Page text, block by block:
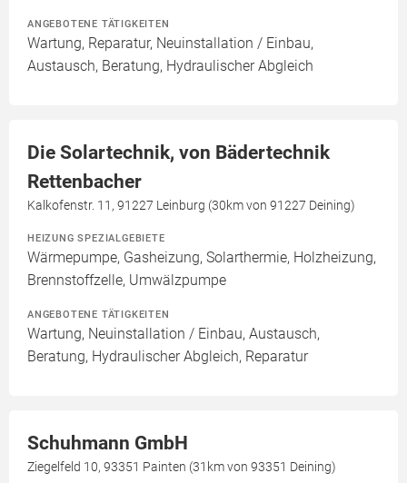
ANGEBOTENE TÄTIGKEITEN
Wartung, Reparatur, Neuinstallation / Einbau,
Austausch, Beratung, Hydraulischer Abgleich
Die Solartechnik, von Bädertechnik
Rettenbacher
Kalkofenstr. 11, 91227 Leinburg (30km von 91227 Deining)
HEIZUNG SPEZIALGEBIETE
Wärmepumpe, Gasheizung, Solarthermie, Holzheizung,
Brennstoffzelle, Umwälzpumpe
ANGEBOTENE TÄTIGKEITEN
Wartung, Neuinstallation / Einbau, Austausch,
Beratung, Hydraulischer Abgleich, Reparatur
Schuhmann GmbH
Ziegelfeld 10, 93351 Painten (31km von 93351 Deining)